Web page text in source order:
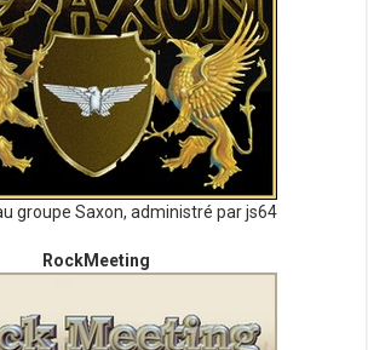
groupe Saxon, administré par js64
RockMeeting